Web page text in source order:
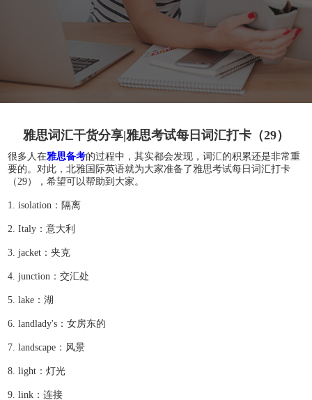
雅思词汇干货分享|雅思考试每日词汇打卡（29）
很多人在雅思备考的过程中，其实都会发现，词汇的积累还是非常重
要的。对此，北雅国际英语就为大家准备了雅思考试每日词汇打卡
（29），希望可以帮助到大家。
1. isolation：隔离
2. Italy：意大利
3. jacket：夹克
4. junction：交汇处
5. lake：湖
6. landlady's：女房东的
7. landscape：风景
8. light：灯光
9. link：连接